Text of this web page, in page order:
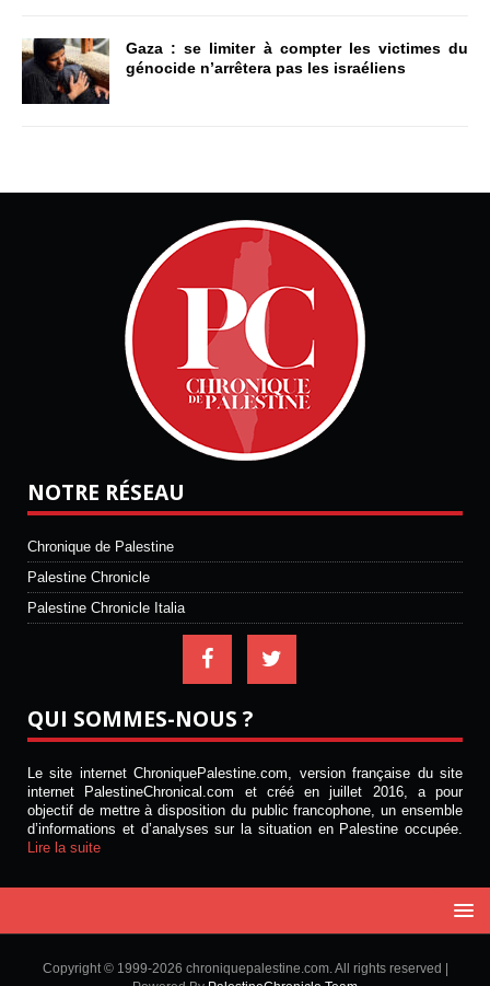
Gaza : se limiter à compter les victimes du
génocide n’arrêtera pas les israéliens
NOTRE RÉSEAU
Chronique de Palestine
Palestine Chronicle
Palestine Chronicle Italia
QUI SOMMES-NOUS ?
Le site internet ChroniquePalestine.com, version française du site
internet PalestineChronical.com et créé en juillet 2016, a pour
objectif de mettre à disposition du public francophone, un ensemble
d’informations et d’analyses sur la situation en Palestine occupée.
Lire la suite
Copyright © 1999-2026 chroniquepalestine.com. All rights reserved |